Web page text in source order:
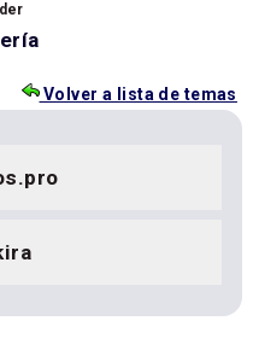
Volver a lista de temas